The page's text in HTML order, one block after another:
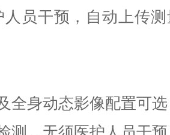
人员干预，自动上传
全身动态影像配置可选